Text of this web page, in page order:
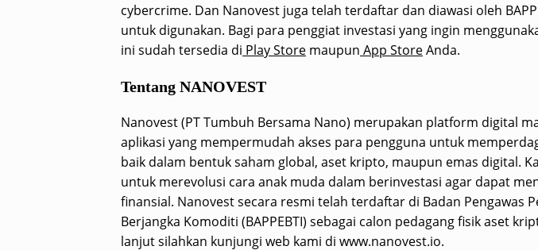
cybercrime. Dan Nanovest juga telah terdaftar dan diawasi oleh
untuk digunakan. Bagi para penggiat investasi yang ingin
ini sudah tersedia di Play Store maupun App StoreAnda.
Tentang NANOVEST
Nanovest (PT Tumbuh Bersama Nano) merupakan platform digital
aplikasi yang mempermudah akses para pengguna untuk
baik dalam bentuk saham global, aset kripto, maupun emas digital.
untuk merevolusi cara anak muda dalam berinvestasi agar dapat
finansial. Nanovest secara resmi telah terdaftar di Badan Pengawas
Berjangka Komoditi (BAPPEBTI) sebagai calon pedagang fisik aset
lanjut silahkan kunjungi web kami di www.nanovest.io.